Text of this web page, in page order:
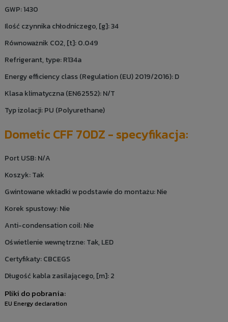
GWP: 1430
Ilość czynnika chłodniczego, [g]: 34
Równoważnik CO2, [t]: 0.049
Refrigerant, type: R134a
Energy efficiency class (Regulation (EU) 2019/2016): D
Klasa klimatyczna (EN62552): N/T
Typ izolacji: PU (Polyurethane)
Dometic CFF 70DZ - specyfikacja:
Port USB: N/A
Koszyk: Tak
Gwintowane wkładki w podstawie do montażu: Nie
Korek spustowy: Nie
Anti-condensation coil: Nie
Oświetlenie wewnętrzne: Tak, LED
Certyfikaty: CBCEGS
Długość kabla zasilającego, [m]: 2
Pliki do pobrania:
EU Energy declaration